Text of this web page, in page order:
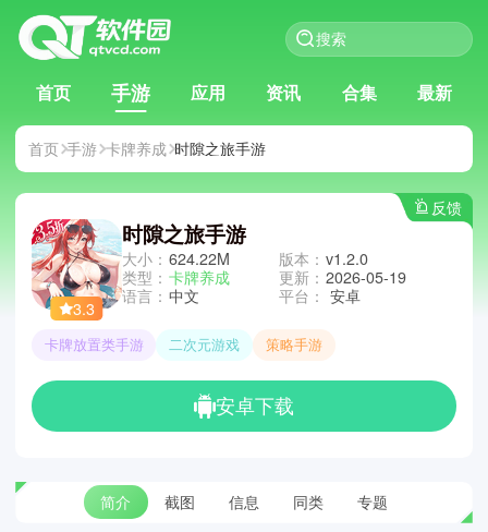
首页 手游 应用 资讯 合集 最新
首页 手游 卡牌养成 时隙之旅手游
反馈
3.3
时隙之旅手游
大小： 624.22M
类型： 卡牌养成
语言： 中文
版本： v1.2.0
更新： 2026-05-19
平台： 安卓
卡牌放置类手游 二次元游戏 策略手游
安卓下载
简介 截图 信息 同类 专题